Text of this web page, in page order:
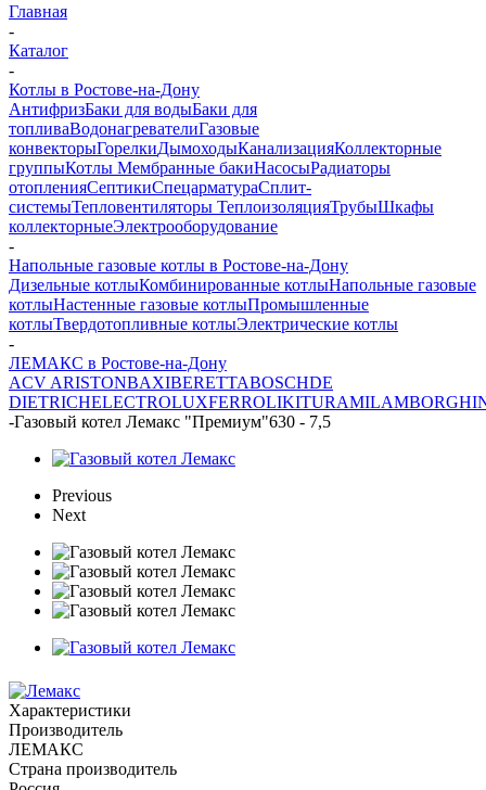
Главная
-
Каталог
-
Котлы в Ростове-на-Дону
АнтифризБаки для водыБаки для
топливаВодонагревателиГазовые
конвекторыГорелкиДымоходыКанализацияКоллекторные
группыКотлы Мембранные бакиНасосыРадиаторы
отопленияСептикиСпецарматураСплит-
системыТепловентиляторы ТеплоизоляцияТрубыШкафы
коллекторныеЭлектрооборудование
-
Напольные газовые котлы в Ростове-на-Дону
Дизельные котлыКомбинированные котлыНапольные газовые
котлыНастенные газовые котлыПромышленные
котлыТвердотопливные котлыЭлектрические котлы
-
ЛЕМАКС в Ростове-на-Дону
ACV ARISTONBAXIBERETTABOSCHDE
DIETRICHELECTROLUXFERROLIKITURAMI
-Газовый котел Лемакс "Премиум"630 - 7,5
Previous
Next
Характеристики
Производитель
ЛЕМАКС
Страна производитель